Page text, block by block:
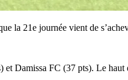
la 21e journée vient de
Damissa FC (37 pts). Le